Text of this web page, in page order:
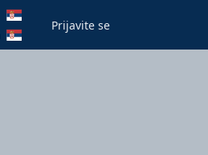
Prijavite se